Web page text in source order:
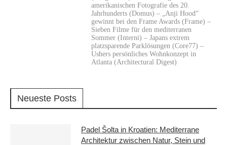
amerikanischen Fotografie des 20.
Jahrhunderts (Domus) – „Anji Hood“
gewinnt bei den Frame Awards (Frame) –
Sieben Filme für den mediterranen
Sommer (Interni) – Japans extrem
platzsparende Parklösungen (Core77) –
Ushers persönliches Wohnkonzept in
Atlanta (Architectural Digest)
Neueste Posts
Padel Šolta in Kroatien: Mediterrane
Architektur zwischen Natur, Stein und